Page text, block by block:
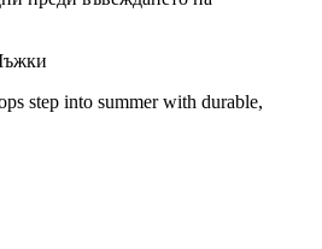
step into summer with durable,